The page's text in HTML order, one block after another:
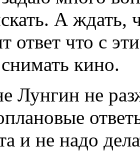
А ждать,
ответ что с
кино.
Лунгин не
и не надо